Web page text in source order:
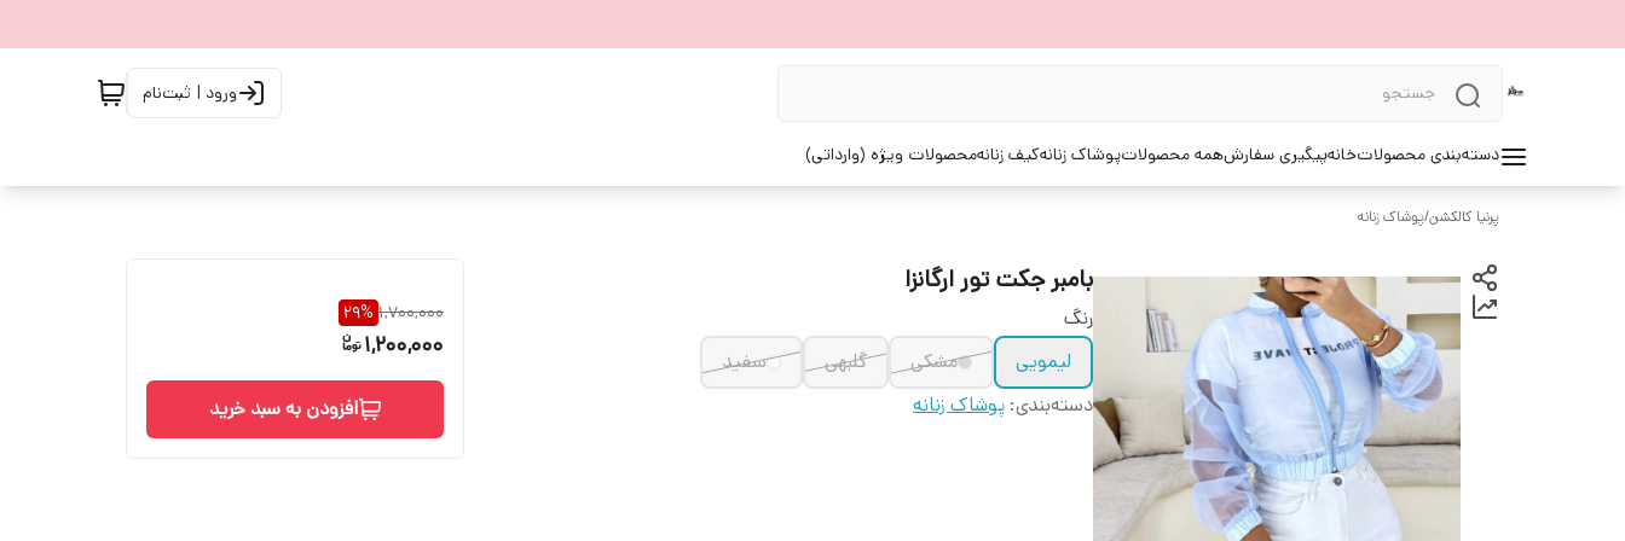
ورود | ثبت‌نام
دسته‌بندی محصولاتخانهپیگیری سفارشهمه محصولاتپوشاک زنانهکیف زنانهمحصولات ویژه (وارداتی)
پرنیا کالکشن/پوشاک زنانه
بامبر جکت تور ارگانزا
رنگ
لیمویی
مشکی گلبهی
سفید
دسته‌بندی: پوشاک زنانه
1,700,000
29%
1,200,000
افزودن به سبد خرید